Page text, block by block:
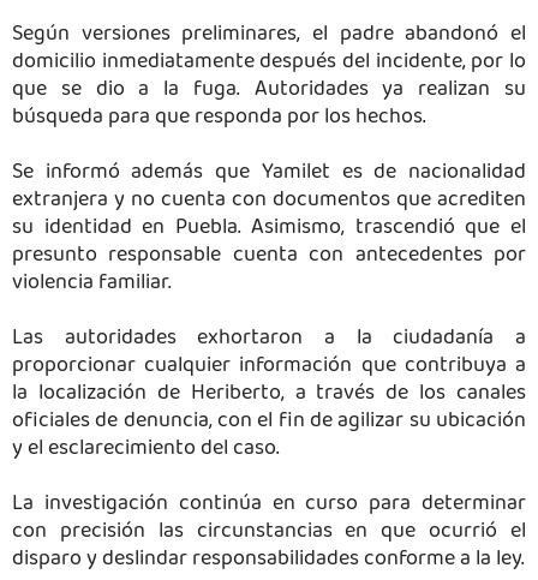
Según versiones preliminares, el padre abandonó el
domicilio inmediatamente después del incidente, por lo
que se dio a la fuga. Autoridades ya realizan su
búsqueda para que responda por los hechos.
Se informó además que Yamilet es de nacionalidad
extranjera y no cuenta con documentos que acrediten
su identidad en Puebla. Asimismo, trascendió que el
presunto responsable cuenta con antecedentes por
violencia familiar.
Las autoridades exhortaron a la ciudadanía a
proporcionar cualquier información que contribuya a
la localización de Heriberto, a través de los canales
oficiales de denuncia, con el fin de agilizar su ubicación
y el esclarecimiento del caso.
La investigación continúa en curso para determinar
con precisión las circunstancias en que ocurrió el
disparo y deslindar responsabilidades conforme a la ley.